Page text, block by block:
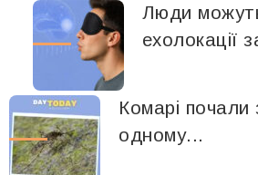
Люди
ехолокації
Комарі почали
одному...